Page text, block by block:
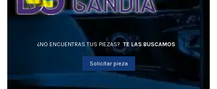
¿NO ENCUENTRAS TUS PIEZAS? TE LAS BUSCAMOS
Solicitar pieza